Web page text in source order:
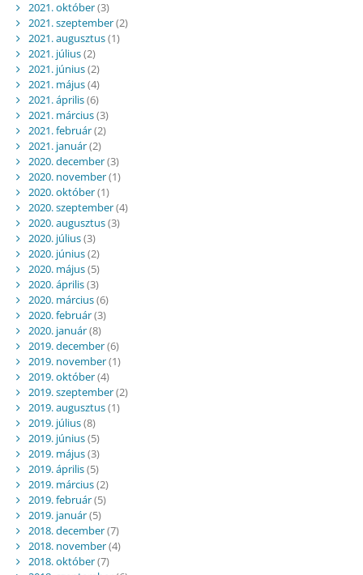
2021. október(3)
2021. szeptember(2)
2021. augusztus(1)
2021. július(2)
2021. június(2)
2021. május(4)
2021. április(6)
2021. március(3)
2021. február(2)
2021. január(2)
2020. december(3)
2020. november(1)
2020. október(1)
2020. szeptember(4)
2020. augusztus(3)
2020. július(3)
2020. június(2)
2020. május(5)
2020. április(3)
2020. március(6)
2020. február(3)
2020. január(8)
2019. december(6)
2019. november(1)
2019. október(4)
2019. szeptember(2)
2019. augusztus(1)
2019. július(8)
2019. június(5)
2019. május(3)
2019. április(5)
2019. március(2)
2019. február(5)
2019. január(5)
2018. december(7)
2018. november(4)
2018. október(7)